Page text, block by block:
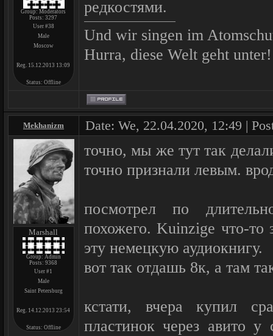
Group: Moderators
Posts:3297
User #38
Male
Moscow
Reg. 15.12.2013 13:09
Status: Offline
редкостями.
Und wir singen im
Hurra, diese Welt geht unter!
Mekhanizm Date: We, 22.04.2020, 12:49 |
Marshall
Group: Admin
Posts:9368
User #1
Male
Saint Petersburg
Reg. 14.12.2013 23:54
Status: Offline
точно, мы же тут так
точно признали левым.
посмотрел по
похожего. Kuinzige что-
эту немецкую аудиокнигу.
вот так отдашь 8к, а там
кстати, вчера купил
пластинок через авито у